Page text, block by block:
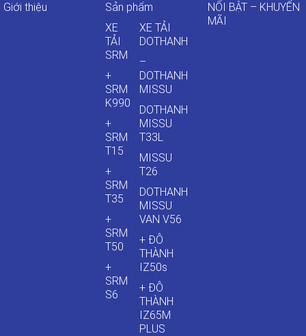
Giới thiệu
Sản phẩm
XE
TẢI
SRM
+
SRM
K990
+
SRM
T15
+
SRM
T35
+
SRM
T50
+
SRM
S6
XE TẢI
DOTHANH
–
DOTHANH
MISSU
DOTHANH
MISSU
T33L
MISSU
T26
DOTHANH
MISSU
VAN V56
+ ĐÔ
THÀNH
IZ50s
+ ĐÔ
THÀNH
IZ65M
PLUS
NỔI BẬT – KHUYẾN
MÃI